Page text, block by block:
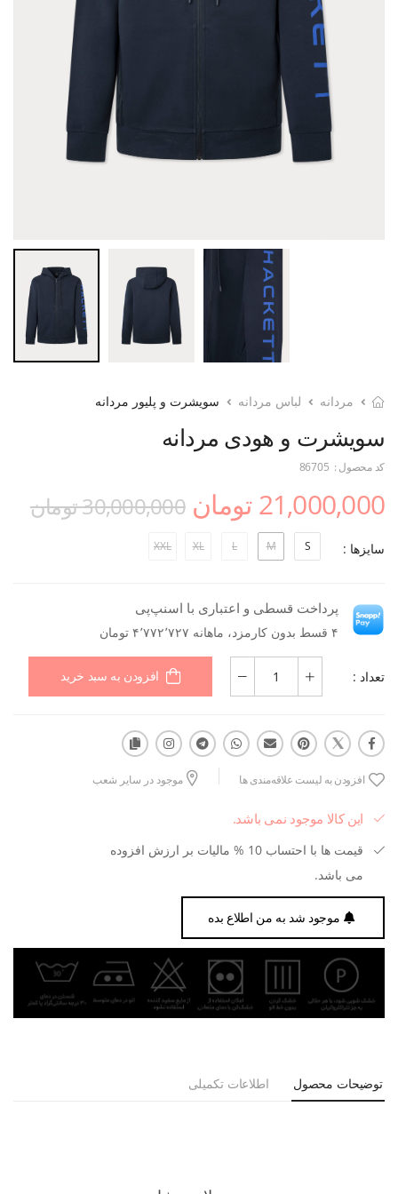
مردانه لباس مردانه سویشرت و پلیور مردانه
سویشرت و هودی مردانه
کد محصول : 86705
21,000,000 تومان 30,000,000 تومان
سایزها : S
M
L
XL
XXL
پرداخت قسطی و اعتباری با اسنپ‌پی
۴ قسط بدون کارمزد، ماهانه ۴٬۷۷۲٬۷۲۷ تومان
تعداد : افزودن به سبد خرید
افزودن به لیست علاقه‌مندی ها موجود در سایر شعب
این کالا موجود نمی باشد.
قیمت ها با احتساب 10 % مالیات بر ارزش افزوده
می باشد.
موجود شد به من اطلاع بده
توضیحات محصول اطلاعات تکمیلی